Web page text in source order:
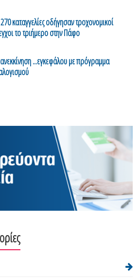
καταγγελίες οδήγησαν τροχονομικοί
το τριήμερο στην Πάφο
...εγκεφάλου με πρόγραμμα